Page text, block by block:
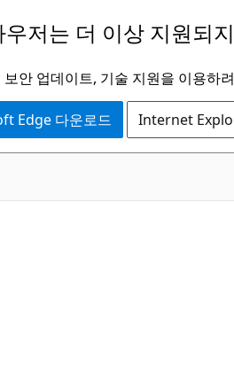
우저는 더 이상 지원되
보안 업데이트, 기술 지원을 이용
Edge 다운로드 Internet